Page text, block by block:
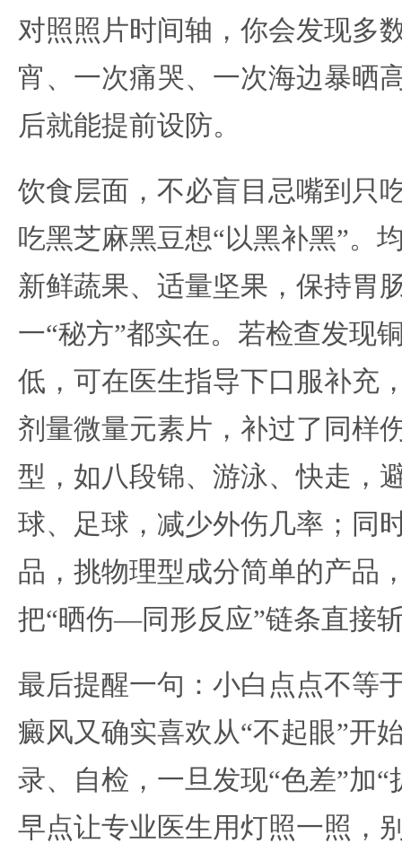
对照照片时间轴，你会发现多
宵、一次痛哭、一次海边暴晒
后就能提前设防。
饮食层面，不必盲目忌嘴到只
吃黑芝麻黑豆想“以黑补黑”。
新鲜蔬果、适量坚果，保持胃
一“秘方”都实在。若检查发现
低，可在医生指导下口服补充
剂量微量元素片，补过了同样
型，如八段锦、游泳、快走，
球、足球，减少外伤几率；同
品，挑物理型成分简单的产品
把“晒伤—同形反应”链条直接
最后提醒一句：小白点点不等
癜风又确实喜欢从“不起眼”开
录、自检，一旦发现“色差”加“
早点让专业医生用灯照一照，